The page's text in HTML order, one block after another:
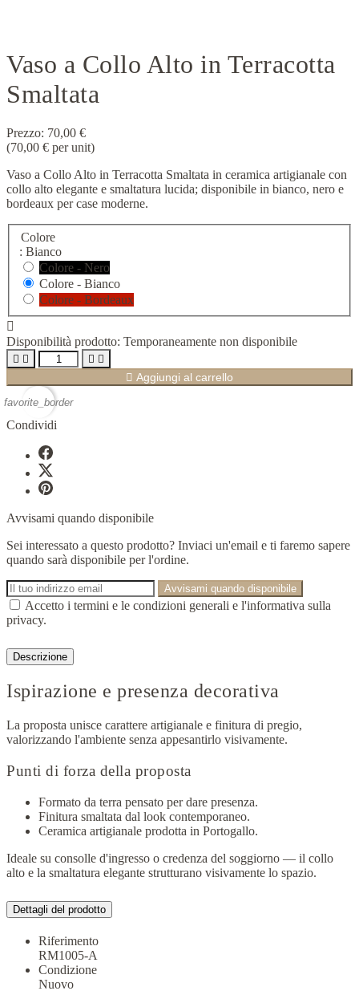
Vaso a Collo Alto in Terracotta
Smaltata
Prezzo: 70,00 €
(70,00 € per unit)
Vaso a Collo Alto in Terracotta Smaltata in ceramica artigianale con
collo alto elegante e smaltatura lucida; disponibile in bianco, nero e
bordeaux per case moderne.
Colore
: Bianco
Colore - Nero
Colore - Bianco
Colore - Bordeaux

Disponibilità prodotto: Temporaneamente non disponibile
   
 Aggiungi al carrello
favorite_border
Condividi
Avvisami quando disponibile
Sei interessato a questo prodotto? Inviaci un'email e ti faremo sapere
quando sarà disponibile per l'ordine.
Avvisami quando disponibile
Accetto i termini e le condizioni generali e l'informativa sulla
privacy.
Descrizione
Ispirazione e presenza decorativa
La proposta unisce carattere artigianale e finitura di pregio,
valorizzando l'ambiente senza appesantirlo visivamente.
Punti di forza della proposta
Formato da terra pensato per dare presenza.
Finitura smaltata dal look contemporaneo.
Ceramica artigianale prodotta in Portogallo.
Ideale su consolle d'ingresso o credenza del soggiorno — il collo
alto e la smaltatura elegante strutturano visivamente lo spazio.
Dettagli del prodotto
Riferimento
RM1005-A
Condizione
Nuovo